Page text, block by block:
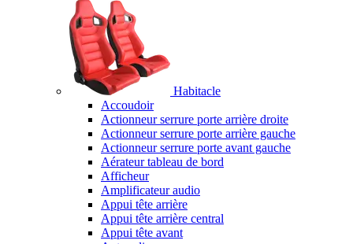
Habitacle
Accoudoir
Actionneur serrure porte arrière droite
Actionneur serrure porte arrière gauche
Actionneur serrure porte avant gauche
Aérateur tableau de bord
Afficheur
Amplificateur audio
Appui tête arrière
Appui tête arrière central
Appui tête avant